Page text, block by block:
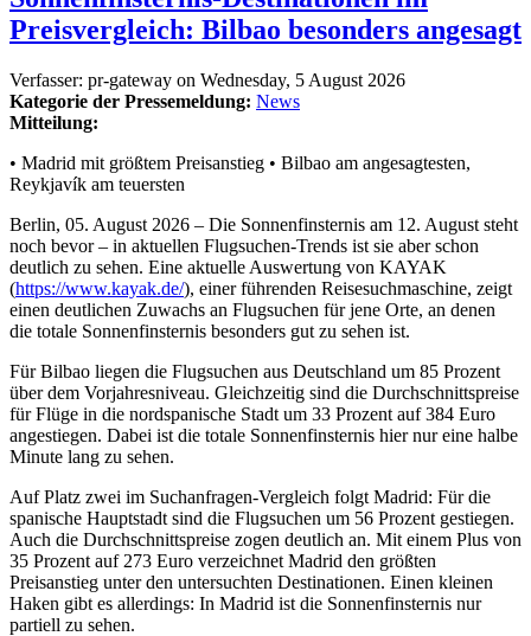
Preisvergleich: Bilbao besonders angesagt
Verfasser: pr-gateway on Wednesday, 5 August 2026
Kategorie der Pressemeldung: News
Mitteilung:
• Madrid mit größtem Preisanstieg • Bilbao am angesagtesten,
Reykjavík am teuersten
Berlin, 05. August 2026 – Die Sonnenfinsternis am 12. August steht
noch bevor – in aktuellen Flugsuchen-Trends ist sie aber schon
deutlich zu sehen. Eine aktuelle Auswertung von KAYAK
(https://www.kayak.de/), einer führenden Reisesuchmaschine, zeigt
einen deutlichen Zuwachs an Flugsuchen für jene Orte, an denen
die totale Sonnenfinsternis besonders gut zu sehen ist.
Für Bilbao liegen die Flugsuchen aus Deutschland um 85 Prozent
über dem Vorjahresniveau. Gleichzeitig sind die Durchschnittspreise
für Flüge in die nordspanische Stadt um 33 Prozent auf 384 Euro
angestiegen. Dabei ist die totale Sonnenfinsternis hier nur eine halbe
Minute lang zu sehen.
Auf Platz zwei im Suchanfragen-Vergleich folgt Madrid: Für die
spanische Hauptstadt sind die Flugsuchen um 56 Prozent gestiegen.
Auch die Durchschnittspreise zogen deutlich an. Mit einem Plus von
35 Prozent auf 273 Euro verzeichnet Madrid den größten
Preisanstieg unter den untersuchten Destinationen. Einen kleinen
Haken gibt es allerdings: In Madrid ist die Sonnenfinsternis nur
partiell zu sehen.